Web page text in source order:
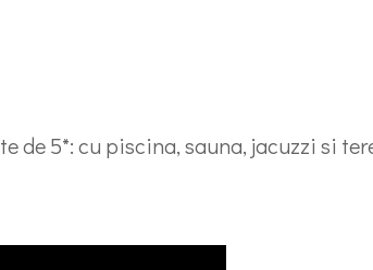
de 5*: cu piscina, sauna, jacuzzi si